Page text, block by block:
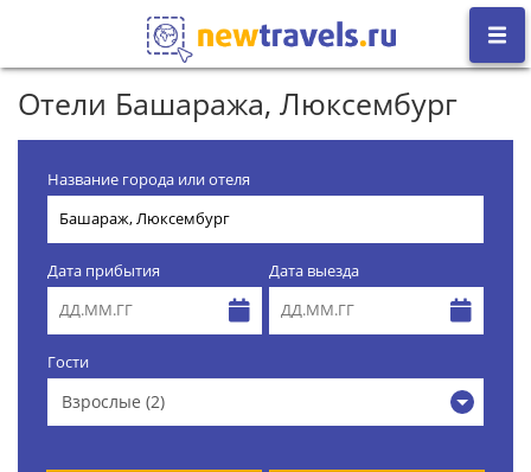
Отели Башаража, Люксембург
Название города или отеля
Дата прибытия Дата выезда
Гости
Взрослые (2)